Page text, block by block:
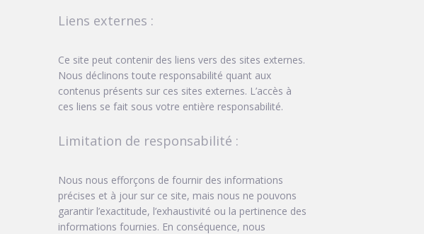
Liens externes :
Ce site peut contenir des liens vers des sites externes.
Nous déclinons toute responsabilité quant aux
contenus présents sur ces sites externes. L’accès à
ces liens se fait sous votre entière responsabilité.
Limitation de responsabilité :
Nous nous efforçons de fournir des informations
précises et à jour sur ce site, mais nous ne pouvons
garantir l’exactitude, l’exhaustivité ou la pertinence des
informations fournies. En conséquence, nous